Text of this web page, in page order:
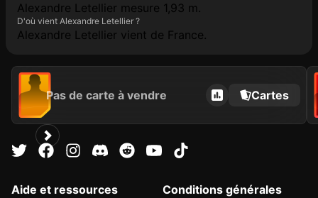
Alexandre Letellier mesure 1,93 m.
D'où vient Alexandre Letellier ?
Alexandre Letellier vient de France.
Pas de carte à vendre Cartes
Aide et ressources
Conditions générales